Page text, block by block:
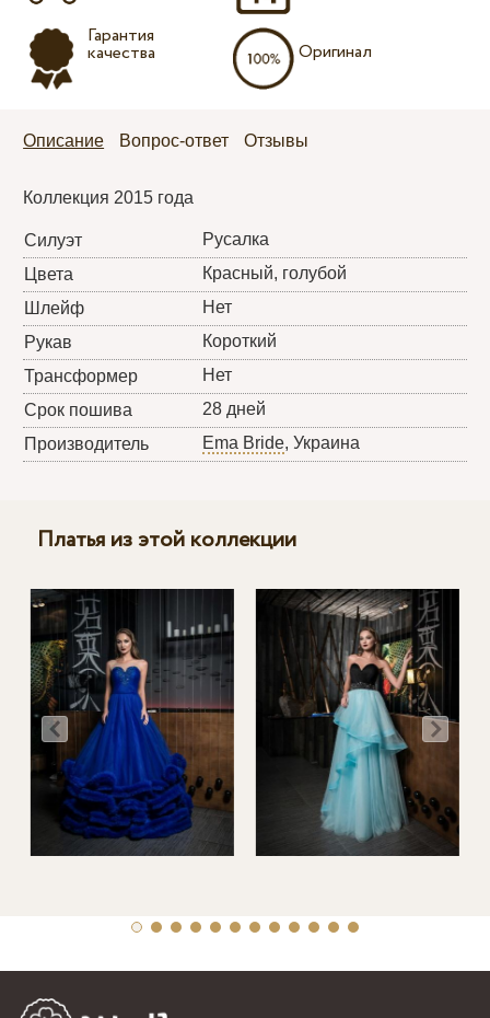
Гарантия
качества Оригинал
Описание Вопрос-ответ Отзывы
Коллекция 2015 года
Силуэт
Русалка
Цвета
Красный, голубой
Шлейф
Нет
Рукав
Короткий
Трансформер
Нет
Срок пошива
28 дней
Производитель
Ema Bride, Украина
Платья из этой коллекции